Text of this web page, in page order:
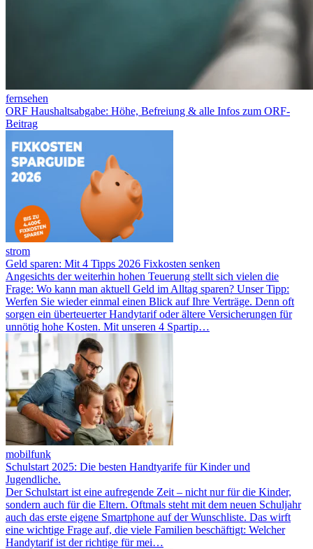
fernsehen
ORF Haushaltsabgabe: Höhe, Befreiung & alle Infos zum ORF-
Beitrag
strom
Geld sparen: Mit 4 Tipps 2026 Fixkosten senken
Angesichts der weiterhin hohen Teuerung stellt sich vielen die
Frage: Wo kann man aktuell Geld im Alltag sparen? Unser Tipp:
Werfen Sie wieder einmal einen Blick auf Ihre Verträge. Denn oft
sorgen ein überteuerter Handytarif oder ältere Versicherungen für
unnötig hohe Kosten. Mit unseren 4 Spartip…
mobilfunk
Schulstart 2025: Die besten Handtyarife für Kinder und
Jugendliche.
Der Schulstart ist eine aufregende Zeit – nicht nur für die Kinder,
sondern auch für die Eltern. Oftmals steht mit dem neuen Schuljahr
auch das erste eigene Smartphone auf der Wunschliste. Das wirft
eine wichtige Frage auf, die viele Familien beschäftigt: Welcher
Handytarif ist der richtige für mei…